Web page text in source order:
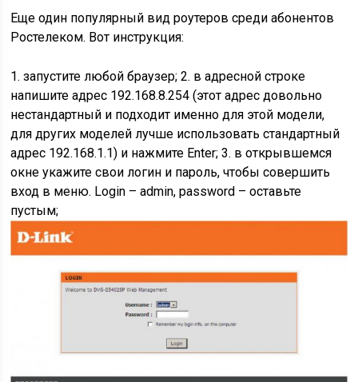
Еще один популярный вид роутеров среди абонентов
Ростелеком. Вот инструкция:
1. запустите любой браузер; 2. в адресной строке
напишите адрес 192.168.8.254 (этот адрес довольно
нестандартный и подходит именно для этой модели,
для других моделей лучше использовать стандартный
адрес 192.168.1.1) и нажмите Enter; 3. в открывшемся
окне укажите свои логин и пароль, чтобы совершить
вход в меню. Login – admin, password – оставьте
пустым;